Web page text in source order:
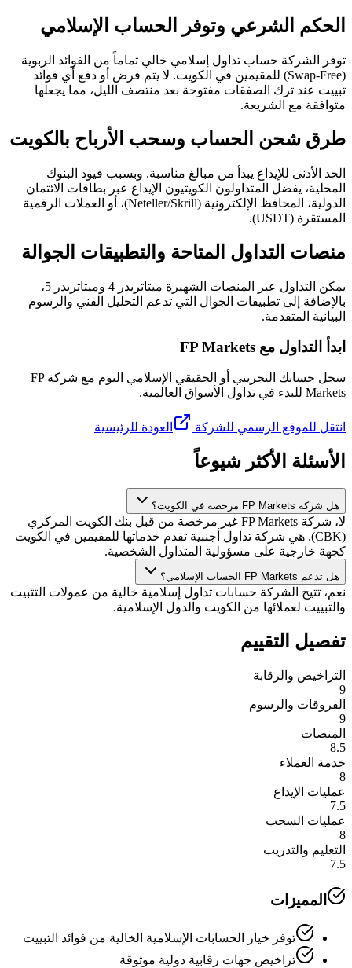
الحكم الشرعي وتوفر الحساب الإسلامي
توفر الشركة حساب تداول إسلامي خالي تماماً من الفوائد الربوية
(Swap-Free) للمقيمين في الكويت. لا يتم فرض أو دفع أي فوائد
تبييت عند ترك الصفقات مفتوحة بعد منتصف الليل، مما يجعلها
متوافقة مع الشريعة.
طرق شحن الحساب وسحب الأرباح بالكويت
الحد الأدنى للإيداع يبدأ من مبالغ مناسبة. وبسبب قيود البنوك
المحلية، يفضل المتداولون الكويتيون الإيداع عبر بطاقات الائتمان
الدولية، المحافظ الإلكترونية (Neteller/Skrill)، أو العملات الرقمية
المستقرة (USDT).
منصات التداول المتاحة والتطبيقات الجوالة
يمكن التداول عبر المنصات الشهيرة ميتاتريدر 4 وميتاتريدر 5،
بالإضافة إلى تطبيقات الجوال التي تدعم التحليل الفني والرسوم
البيانية المتقدمة.
ابدأ التداول مع FP Markets
سجل حسابك التجريبي أو الحقيقي الإسلامي اليوم مع شركة FP
Markets للبدء في تداول الأسواق العالمية.
انتقل للموقع الرسمي للشركة العودة للرئيسية
الأسئلة الأكثر شيوعاً
هل شركة FP Markets مرخصة في الكويت؟
لا، شركة FP Markets غير مرخصة من قبل بنك الكويت المركزي
(CBK). هي شركة تداول أجنبية تقدم خدماتها للمقيمين في الكويت
كجهة خارجية على مسؤولية المتداول الشخصية.
هل تدعم FP Markets الحساب الإسلامي؟
نعم، تتيح الشركة حسابات تداول إسلامية خالية من عمولات التثبيت
والتبييت لعملائها من الكويت والدول الإسلامية.
تفصيل التقييم
التراخيص والرقابة
9
الفروقات والرسوم
9
المنصات
8.5
خدمة العملاء
8
عمليات الإيداع
7.5
عمليات السحب
8
التعليم والتدريب
7.5
المميزات
توفر خيار الحسابات الإسلامية الخالية من فوائد التبييت
تراخيص جهات رقابية دولية موثوقة